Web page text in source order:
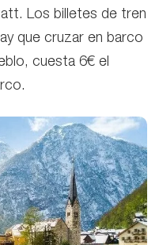
Los billetes de tren
que cruzar en barco
cuesta 6€ el